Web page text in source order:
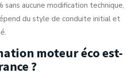
sans aucune modification technique,
du style de conduite initial et
moteur éco est-
?